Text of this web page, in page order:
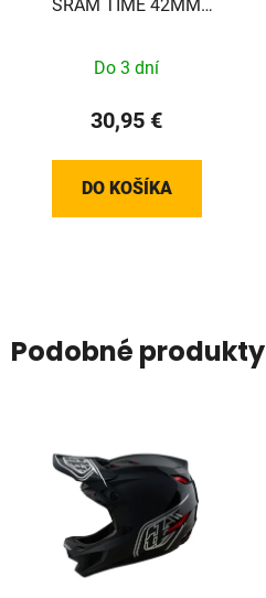
SRAM TIME 42MM
Do 3 dní
30,95 €
DO KOŠÍKA
Podobné produkty